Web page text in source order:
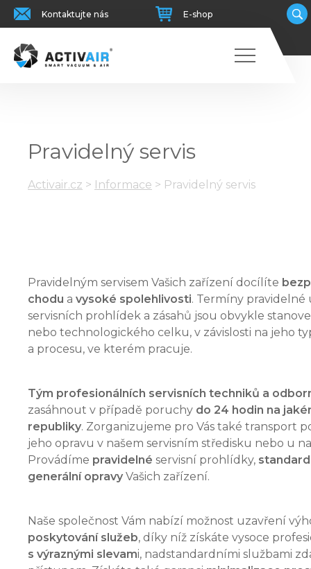
Kontaktujte nás E-shop
Pravidelný servis
Activair.cz > Informace > Pravidelný servis
Pravidelným servisem Vašich zařízení docílíte
chodu a vysoké spolehlivosti. Termíny
servisních prohlídek a zásahů jsou obvykle
nebo technologického celku, v závislosti na jeho
a procesu, ve kterém pracuje.
Tým profesionálních servisních techniků a
zasáhnout v případě poruchy do 24 hodin na
republiky. Zorganizujeme pro Vás také transport
jeho opravu v našem servisním středisku nebo u
Provádíme pravidelné servisní prohlídky,
generální opravy Vašich zařízení.
Naše společnost Vám nabízí možnost uzavření
poskytování služeb, díky níž získáte vysoce
s výraznými slevami, nadstandardními službami